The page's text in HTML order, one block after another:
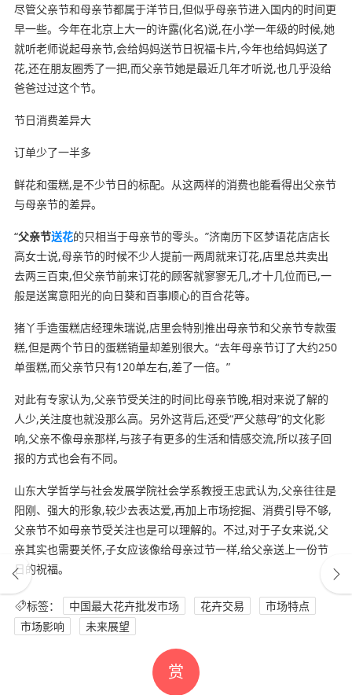
尽管父亲节和母亲节都属于洋节日,但似乎母亲节进入国内的时间更
早一些。今年在北京上大一的许露(化名)说,在小学一年级的时候,她
就听老师说起母亲节,会给妈妈送节日祝福卡片,今年也给妈妈送了
花,还在朋友圈秀了一把,而父亲节她是最近几年才听说,也几乎没给
爸爸过过这个节。
节日消费差异大
订单少了一半多
鲜花和蛋糕,是不少节日的标配。从这两样的消费也能看得出父亲节
与母亲节的差异。
“父亲节送花的只相当于母亲节的零头。”济南历下区梦语花店店长
高女士说,母亲节的时候不少人提前一两周就来订花,店里总共卖出
去两三百束,但父亲节前来订花的顾客就寥寥无几,才十几位而已,一
般是送寓意阳光的向日葵和百事顺心的百合花等。
猪丫手造蛋糕店经理朱瑞说,店里会特别推出母亲节和父亲节专款蛋
糕,但是两个节日的蛋糕销量却差别很大。“去年母亲节订了大约250
单蛋糕,而父亲节只有120单左右,差了一倍。”
对此有专家认为,父亲节受关注的时间比母亲节晚,相对来说了解的
人少,关注度也就没那么高。另外这背后,还受“严父慈母”的文化影
响,父亲不像母亲那样,与孩子有更多的生活和情感交流,所以孩子回
报的方式也会有不同。
山东大学哲学与社会发展学院社会学系教授王忠武认为,父亲往往是
阳刚、强大的形象,较少去表达爱,再加上市场挖掘、消费引导不够,
父亲节不如母亲节受关注也是可以理解的。不过,对于子女来说,父
亲其实也需要关怀,子女应该像给母亲过节一样,给父亲送上一份节
日的祝福。
标签： 中国最大花卉批发市场 花卉交易
市场特点
市场影响
未来展望
赏